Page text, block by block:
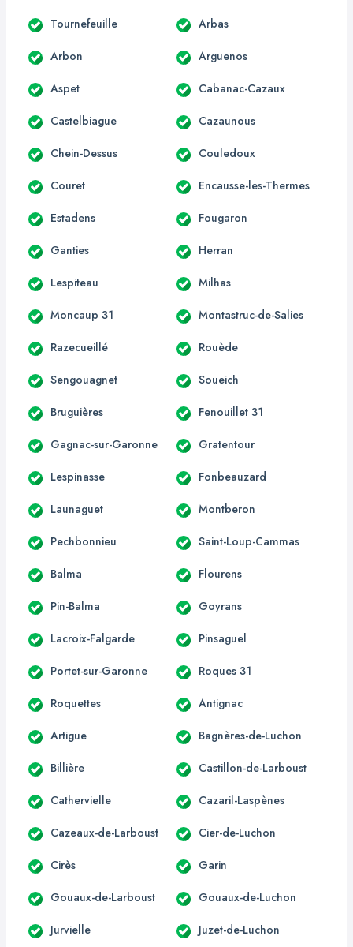
Tournefeuille Arbas
Arbon Arguenos
Aspet Cabanac-Cazaux
Castelbiague Cazaunous
Chein-Dessus Couledoux
Couret Encausse-les-Thermes
Estadens Fougaron
Ganties Herran
Lespiteau Milhas
Moncaup 31 Montastruc-de-Salies
Razecueillé Rouède
Sengouagnet Soueich
Bruguières Fenouillet 31
Gagnac-sur-Garonne Gratentour
Lespinasse Fonbeauzard
Launaguet Montberon
Pechbonnieu Saint-Loup-Cammas
Balma Flourens
Pin-Balma Goyrans
Lacroix-Falgarde Pinsaguel
Portet-sur-Garonne Roques 31
Roquettes Antignac
Artigue Bagnères-de-Luchon
Billière Castillon-de-Larboust
Cathervielle Cazaril-Laspènes
Cazeaux-de-Larboust Cier-de-Luchon
Cirès Garin
Gouaux-de-Larboust Gouaux-de-Luchon
Jurvielle Juzet-de-Luchon